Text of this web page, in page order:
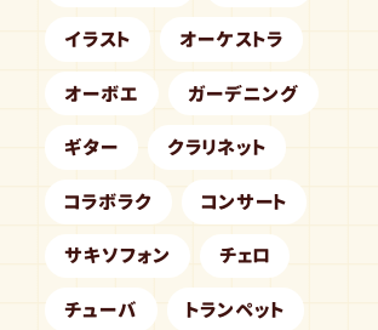
イラスト オーケストラ
オーボエ ガーデニング
ギター クラリネット
コラボラク コンサート
サキソフォン チェロ
チューバ トランペット